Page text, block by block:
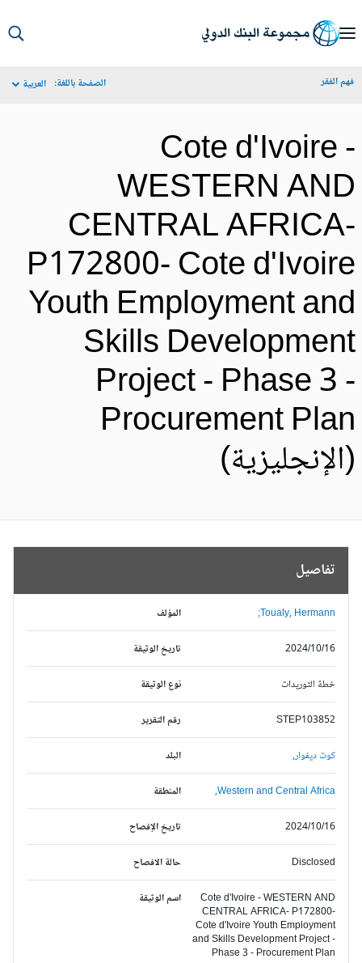
الفقر الصفحة باللغة: العربية
Cote d'Ivoire
WESTERN
CENTRAL
P172800- Cote
Youth Employment
Skills
Project - Phase 3
Procurement
تفاصيل
المؤلف Toualy, Hermann;
تاريخ الوثيقة 2024/10/16
نوع الوثيقة خطة التوريدات
رقم التقرير STEP103852
البلد كوت ديفوار,
المنطقة Western and Central Africa,
تاريخ الإفصاح 2024/10/16
حالة الافصاح Disclosed
اسم الوثيقة
Cote d'Ivoire - WESTERN AND
CENTRAL AFRICA- P172800-
Cote d'Ivoire Youth Employment
and Skills Development Project -
Phase 3 - Procurement Plan